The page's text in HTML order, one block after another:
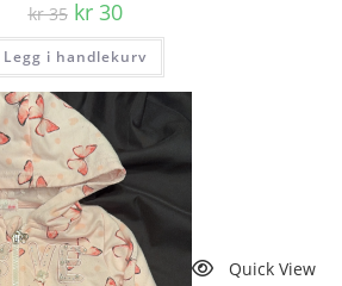
kr35 Opprinnelig
pris
var:
kr 35.
kr30Nåværende
pris
er:
kr 30.
Legg i handlekurv
Quick View